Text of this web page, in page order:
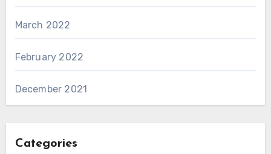
March 2022
February 2022
December 2021
Categories